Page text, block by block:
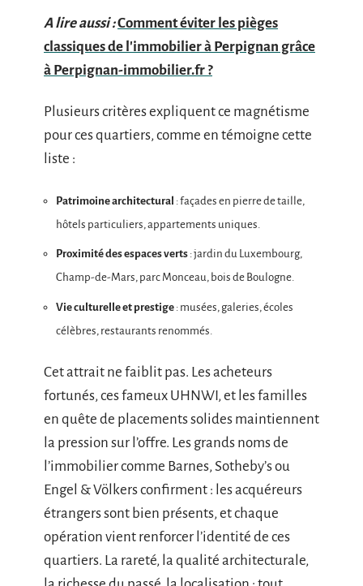
A lire aussi :Comment éviter les pièges
classiques de l'immobilier à Perpignan grâce
à Perpignan-immobilier.fr ?
Plusieurs critères expliquent ce magnétisme
pour ces quartiers, comme en témoigne cette
liste :
Patrimoine architectural : façades en pierre de taille,
hôtels particuliers, appartements uniques.
Proximité des espaces verts : jardin du Luxembourg,
Champ-de-Mars, parc Monceau, bois de Boulogne.
Vie culturelle et prestige : musées, galeries, écoles
célèbres, restaurants renommés.
Cet attrait ne faiblit pas. Les acheteurs
fortunés, ces fameux UHNWI, et les familles
en quête de placements solides maintiennent
la pression sur l’offre. Les grands noms de
l’immobilier comme Barnes, Sotheby’s ou
Engel & Völkers confirment : les acquéreurs
étrangers sont bien présents, et chaque
opération vient renforcer l’identité de ces
quartiers. La rareté, la qualité architecturale,